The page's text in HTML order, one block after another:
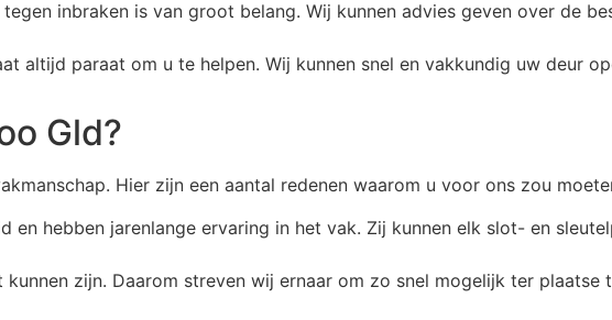
inbraken is van groot belang. Wij kunnen advies geven over de
altijd paraat om u te helpen. Wij kunnen snel en vakkundig uw deur
Gld?
Hier zijn een aantal redenen waarom u voor ons zou
en hebben jarenlange ervaring in het vak. Zij kunnen elk slot- en
zijn. Daarom streven wij ernaar om zo snel mogelijk ter